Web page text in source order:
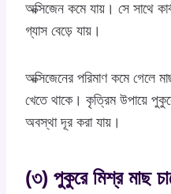
অক্সিজেন কমে যায়। সে সাথে
গ্যাস বেড়ে যায়।
অক্সিজেনের পরিমাণ কমে গেলে
খেতে থাকে। কৃত্রিম উপায়ে
অবস্থা দূর করা যায়।
(৩) পুকুরে মিশ্র মাছ